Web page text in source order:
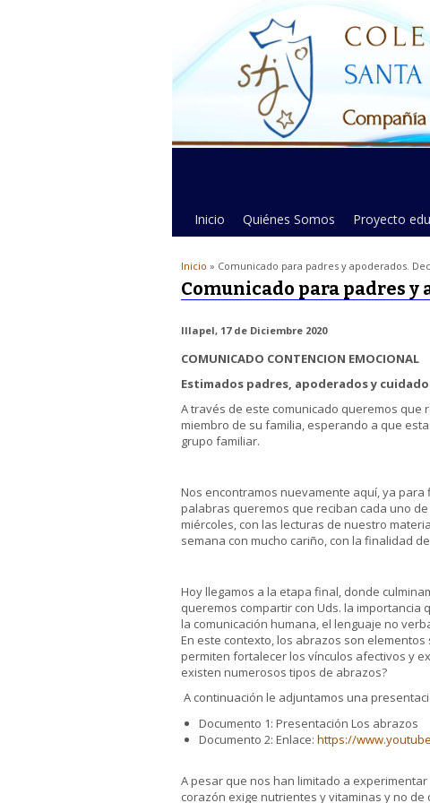
Inicio Quiénes Somos Proyecto
Inicio » Comunicado para padres y apoderados.
Comunicado para padres y
Illapel, 17 de Diciembre 2020
COMUNICADO CONTENCION EMOCIONAL
Estimados padres, apoderados y
A través de este comunicado queremos
miembro de su familia, esperando a que
grupo familiar.
Nos encontramos nuevamente aquí, ya
palabras queremos que reciban cada uno
miércoles, con las lecturas de nuestro
semana con mucho cariño, con la finalidad
Hoy llegamos a la etapa final, donde
queremos compartir con Uds. la
la comunicación humana, el lenguaje no
En este contexto, los abrazos son
permiten fortalecer los vínculos afectivos y
existen numerosos tipos de abrazos?
A continuación le adjuntamos una
Documento 1: Presentación Los abrazos
Documento 2: Enlace: https://
A pesar que nos han limitado a
corazón exige nutrientes y vitaminas y no